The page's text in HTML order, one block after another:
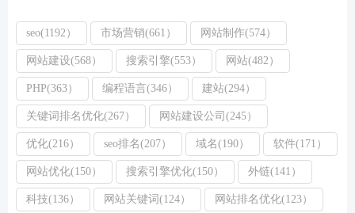
seo(1192） 市场营销(661） 网站制作(574）
网站建设(568） 搜索引擎(553） 网站(482）
PHP(363） 编程语言(346） 建站(294）
关键词排名优化(267） 网站建设公司(245）
优化(216） seo排名(207） 域名(190） 软件(171）
网站优化(150） 搜索引擎优化(150） 外链(141）
科技(136） 网站关键词(124） 网站排名优化(123）